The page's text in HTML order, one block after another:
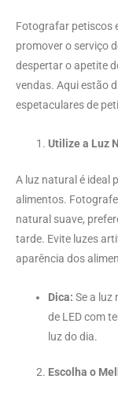
Fotografar petiscos
promover o serviço
despertar o apetite
vendas. Aqui estão
espetaculares de
Utilize a Luz
A luz natural é ideal
alimentos.
natural suave,
tarde. Evite luzes
aparência dos
Dica: Se a luz
de LED com
luz do dia.
Escolha o